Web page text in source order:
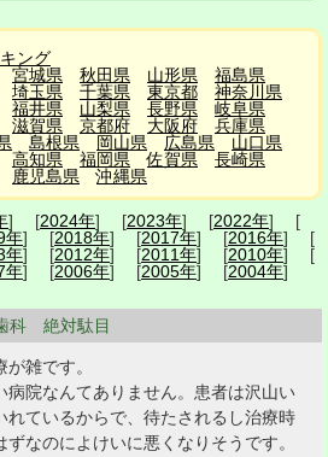
ング
宮城県 秋田県 山形県
福島県
埼玉県 千葉県 東京都
神奈川県
福井県 山梨県 長野県
岐阜県
滋賀県 京都府 大阪府
兵庫県
島根県 岡山県 広島県
山口県
高知県 福岡県 佐賀県
長崎県
鹿児島県 沖縄県
] [2024年] [2023年] [2022年] [
年] [2018年] [2017年] [2016年] [
年] [2012年] [2011年] [2010年] [
年] [2006年] [2005年] [2004年]
科 絶対駄目
雑です。
病院なんてありません。患者は沢山い
れているからで、待たされるし治療時
なのによけいに悪くなりそうです。